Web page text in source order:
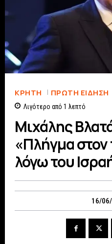
ΚΡΗΤΗ ΠΡΏΤΗ ΕΊΔΗΣΗ
Λιγότερο από 1 λεπτό
Μιχάλης
«Πλήγμα στον
λόγω του
16/